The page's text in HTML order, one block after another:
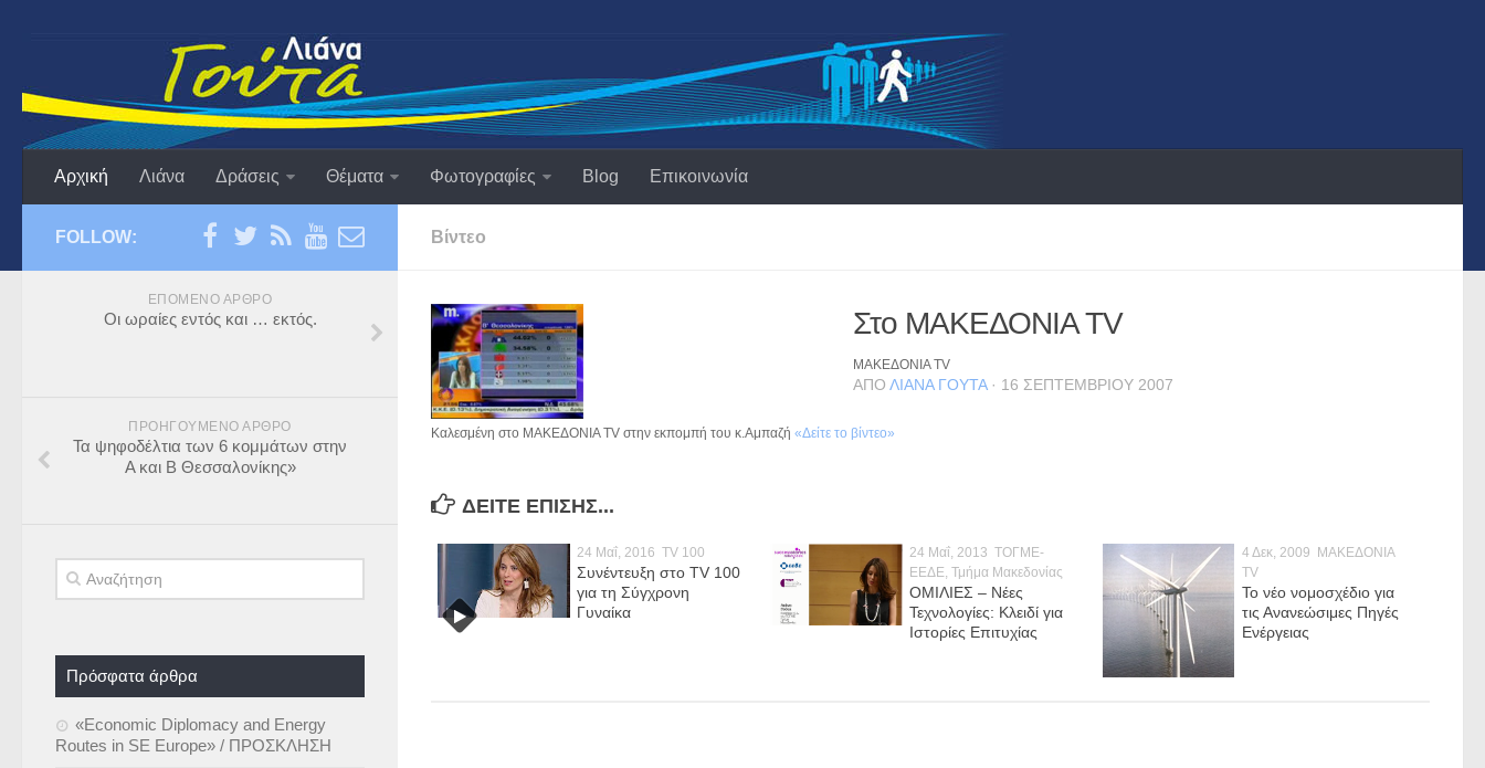
Αρχική Λιάνα Δράσεις Θέματα Φωτογραφίες Blog Επικοινωνία
Βίντεο
Στο ΜΑΚΕΔΟΝΙΑ TV
ΜΑΚΕΔΟΝΙΑ TV
ΑΠΌ ΛΙΆΝΑ ΓΟΎΤΑ· 16 ΣΕΠΤΕΜΒΡΊΟΥ 2007
Καλεσμένη στο ΜΑΚΕΔΟΝΙΑ TV στην εκπομπή του κ.Αμπαζή «Δείτε το βίντεο»
ΔΕΊΤΕ ΕΠΊΣΗΣ...
24 Μαΐ, 2016 TV 100
Συνέντευξη στο TV 100
για τη Σύγχρονη
Γυναίκα
24 Μαΐ, 2013 ΤΟΓΜΕ-
ΕΕΔΕ, Τμήμα Μακεδονίας
ΟΜΙΛΙΕΣ – Νέες
Τεχνολογίες: Κλειδί για
Ιστορίες Επιτυχίας
4 Δεκ, 2009
MAKEΔΟΝΙΑ
TV
Το νέο νομοσχέδιο για
τις Ανανεώσιμες Πηγές
Ενέργειας
FOLLOW:
ΕΠΌΜΕΝΟ ΆΡΘΡΟ
Οι ωραίες εντός και … εκτός.
ΠΡΟΗΓΟΎΜΕΝΟ ΆΡΘΡΟ
Τα ψηφοδέλτια των 6 κομμάτων στην
Α και Β Θεσσαλονίκης»
Πρόσφατα άρθρα
«Economic Diplomacy and Energy
Routes in SE Europe» / ΠΡΟΣΚΛΗΣΗ